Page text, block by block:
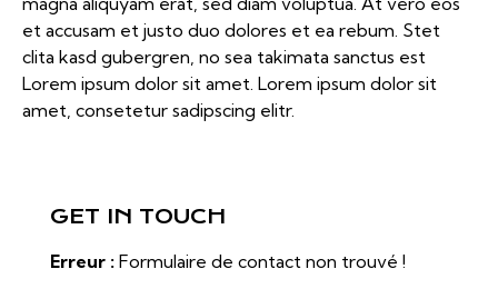
et accusam et justo duo dolores et ea rebum. Stet
clita kasd gubergren, no sea takimata sanctus est
Lorem ipsum dolor sit amet. Lorem ipsum dolor sit
amet, consetetur sadipscing elitr.
GET IN TOUCH
Erreur : Formulaire de contact non trouvé !